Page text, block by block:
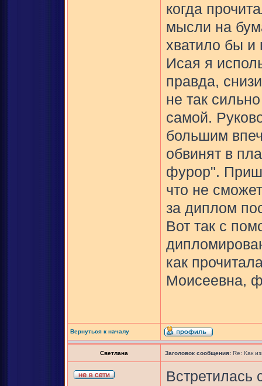
когда
мысли на
хватило бы
Исая я
правда,
не так
самой.
большим
обвинят в
фурор".
что не
за диплом
Вот так с
как
Моисеевна,
Вернуться к началу
Светлана Заголовок сообщения: Re: Как